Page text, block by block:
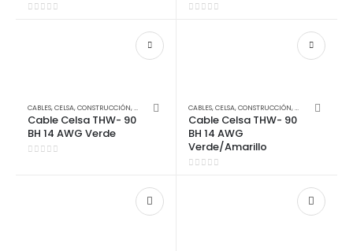
CABLES,CELSA,CONSTRUCCIÓN,ELECTRICIDAD
Cable Celsa THW- 90
BH 14 AWG Verde
CABLES,CELSA,CONSTRUCCIÓN,ELECTRICIDAD
Cable Celsa THW- 90
BH 14 AWG
Verde/Amarillo